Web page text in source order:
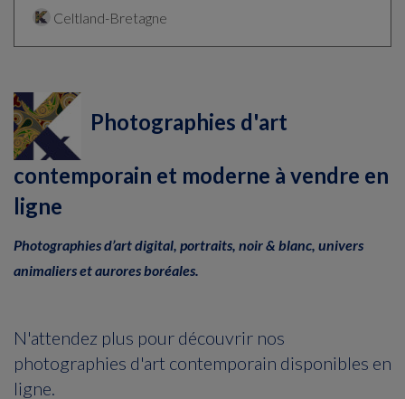
Celtland-Bretagne
Photographies d'art
contemporain et moderne à vendre en
ligne
Photographies d’art digital, portraits, noir & blanc, univers
animaliers et aurores boréales.
N'attendez plus pour découvrir nos
photographies d'art contemporain disponibles en
ligne.